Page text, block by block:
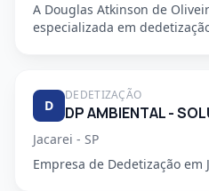
A Douglas Atkinson de
especializada em
D
DEDETIZAÇÃO
Jacarei - SP
Empresa de Dedetização em